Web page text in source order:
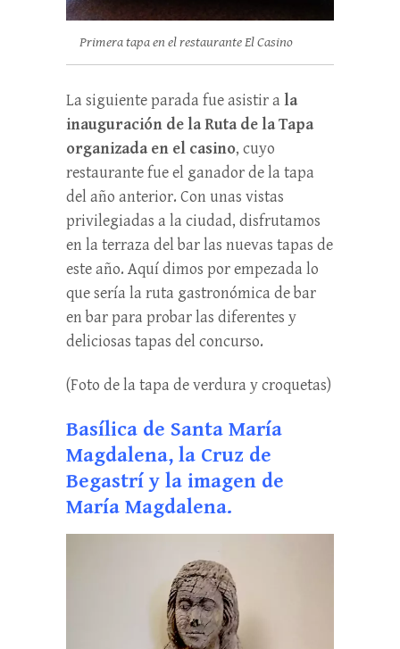
Primera tapa en el restaurante El Casino
La siguiente parada fue asistir a la
inauguración de la Ruta de la Tapa
organizada en el casino, cuyo
restaurante fue el ganador de la tapa
del año anterior. Con unas vistas
privilegiadas a la ciudad, disfrutamos
en la terraza del bar las nuevas tapas de
este año. Aquí dimos por empezada lo
que sería la ruta gastronómica de bar
en bar para probar las diferentes y
deliciosas tapas del concurso.
(Foto de la tapa de verdura y croquetas)
Basílica de Santa María
Magdalena, la Cruz de
Begastrí y la imagen de
María Magdalena.